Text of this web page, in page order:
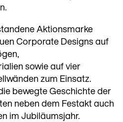
Aktionsmarke
Corporate Designs auf
sowie auf vier
zum Einsatz.
bewegte Geschichte der
neben dem Festakt auch
im Jubiläumsjahr.